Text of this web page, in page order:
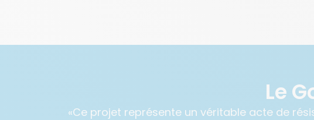
Le
«Ce projet représente un véritable acte de